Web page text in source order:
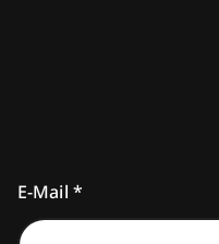
E-Mail *